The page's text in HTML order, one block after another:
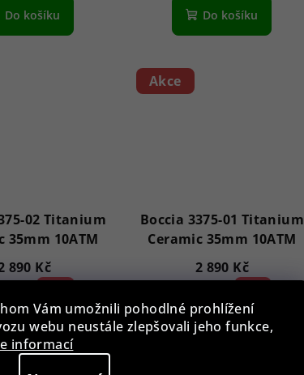
Vám umožnili pohodlné prohlížení
webu neustále zlepšovali jeho funkce,
informací
Do košíku Do košíku
02 Titanium
35mm 10ATM
890 Kč
Akce
Boccia 3375-01 Titanium
Ceramic 35mm 10ATM
2 890 Kč
Skladem